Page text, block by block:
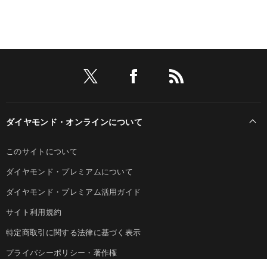
ダイヤモンド・オンラインについて
このサイトについて
ダイヤモンド・プレミアムについて
ダイヤモンド・プレミアム活用ガイド
サイト利用規約
特定商取引に関する法律に基づく表示
プライバシーポリシー・著作権